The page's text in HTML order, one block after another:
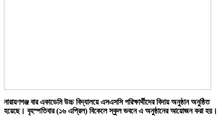
নারায়ণগঞ্জ বার একাডেমি উচ্চ বিদ্যালয়ে এসএসসি পরিক্ষার্থীদের বিদায় অনুষ্ঠান অনুষ্ঠিত
হয়েছে। বৃহস্পতিবার (১৬ এপ্রিল) বিকেলে স্কুল ভবনে এ অনুষ্ঠানের আয়োজন করা হয়।